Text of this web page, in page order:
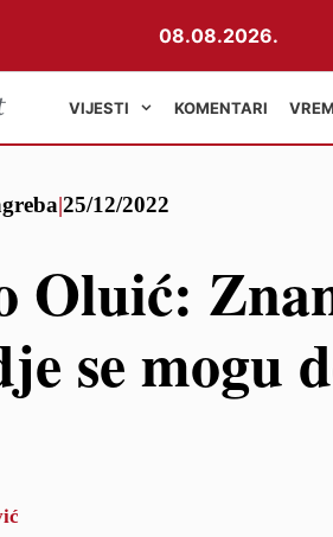
08.08.2026.
VIJESTI KOMENTARI
|25/12/2022
Oluić:
se mogu